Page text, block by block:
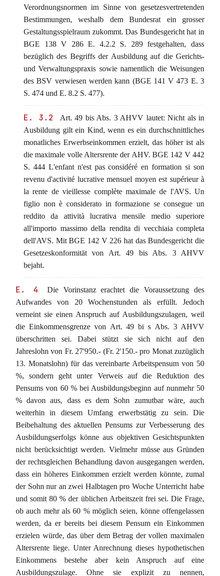
Verordnungsnormen im Sinne von gesetzesvertretenden
Bestimmungen, weshalb dem Bundesrat ein grosser
Gestaltungsspielraum zukommt. Das Bundesgericht hat in
BGE 138 V 286 E. 4.2.2 S. 289 festgehalten, dass
bezüglich des Begriffs der Ausbildung auf die Gerichts-
und Verwaltungspraxis sowie namentlich die Weisungen
des BSV verwiesen werden kann (BGE 141 V 473 E. 3
S. 474 und E. 8.2 S. 477).
E. 3.2
Art. 49 bis Abs. 3 AHVV lautet: Nicht als in
Ausbildung gilt ein Kind, wenn es ein durchschnittliches
monatliches Erwerbseinkommen erzielt, das höher ist als
die maximale volle Altersrente der AHV. BGE 142 V 442
S. 444 L'enfant n'est pas considéré en formation si son
revenu d'activité lucrative mensuel moyen est supérieur à
la rente de vieillesse complète maximale de l'AVS. Un
figlio non è considerato in formazione se consegue un
reddito da attività lucrativa mensile medio superiore
all'importo massimo della rendita di vecchiaia completa
dell'AVS. Mit BGE 142 V 226 hat das Bundesgericht die
Gesetzeskonformität von Art. 49 bis Abs. 3 AHVV
bejaht.
E. 4
Die Vorinstanz erachtet die Voraussetzung des
Aufwandes von 20 Wochenstunden als erfüllt. Jedoch
verneint sie einen Anspruch auf Ausbildungszulagen, weil
die Einkommensgrenze von Art. 49 bi s Abs. 3 AHVV
überschritten sei. Dabei stützt sie sich nicht auf den
Jahreslohn von Fr. 27'950.- (Fr. 2'150.- pro Monat zuzüglich
13. Monatslohn) für das vereinbarte Arbeitspensum von 50
%, sondern geht unter Verweis auf die Reduktion des
Pensums von 60 % bei Ausbildungsbeginn auf nunmehr 50
% davon aus, dass es dem Sohn zumutbar wäre, auch
weiterhin in diesem Umfang erwerbstätig zu sein. Die
Beibehaltung des aktuellen Pensums zur Verbesserung des
Ausbildungserfolgs könne aus objektiven Gesichtspunkten
nicht berücksichtigt werden. Vielmehr müsse aus Gründen
der rechtsgleichen Behandlung davon ausgegangen werden,
dass ein höheres Einkommen erzielt werden könnte, zumal
der Sohn nur an zwei Halbtagen pro Woche Unterricht habe
und somit 80 % der üblichen Arbeitszeit frei sei. Die Frage,
ob auch mehr als 60 % möglich seien, könne offengelassen
werden, da er bereits bei diesem Pensum ein Einkommen
erzielen würde, das über dem Betrag der vollen maximalen
Altersrente liege. Unter Anrechnung dieses hypothetischen
Einkommens bestehe aber kein Anspruch auf eine
Ausbildungszulage. Ohne sie explizit zu nennen,